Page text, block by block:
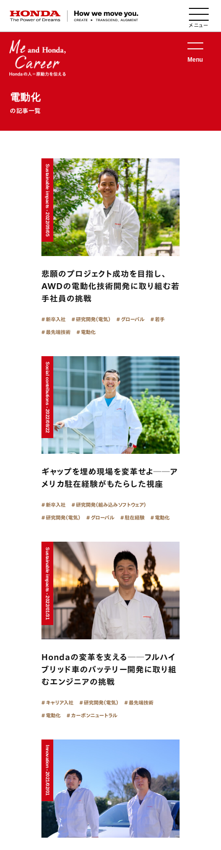
HONDA The Power of Dreams
Menu
電動化
の記事一覧
Sustainable impacts - 2022/09/05
悲願のプロジェクト成功を目指し、
AWDの電動化技術開発に取り組む若
手社員の挑戦
新卒入社 研究開発（電気） グローバル 若手
最先端技術 電動化
Social contributions - 2022/08/22
ギャップを埋め現場を変革せよ──ア
メリカ駐在経験がもたらした視座
新卒入社 研究開発（組み込みソフトウェア）
研究開発（電気） グローバル 駐在経験 電動化
Sustainable impacts - 2022/01/31
Hondaの変革を支える──フルハイ
ブリッド車のバッテリー開発に取り組
むエンジニアの挑戦
キャリア入社 研究開発（電気） 最先端技術
電動化 カーボンニュートラル
Innovation - 2021/02/01